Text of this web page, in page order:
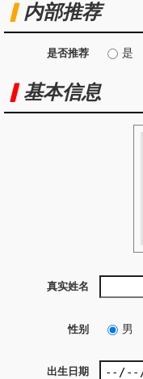
内部推荐
是否推荐 是
基本信息
真实姓名
性别 男
出生日期